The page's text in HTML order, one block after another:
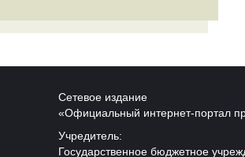
Сетевое издание
«Официальный интернет-портал
Учредитель:
Государственное бюджетное